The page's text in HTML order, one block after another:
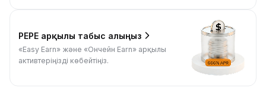
PEPE арқылы табыс алыңыз
«Easy Earn» және «Ончейн Earn» арқылы
активтеріңізді көбейтіңіз.